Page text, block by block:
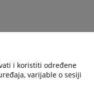
i koristiti određene
varijable o sesiji